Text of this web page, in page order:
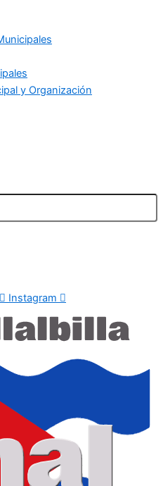
y Organización
Instagram